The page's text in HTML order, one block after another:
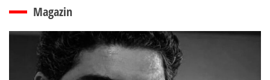
Magazin